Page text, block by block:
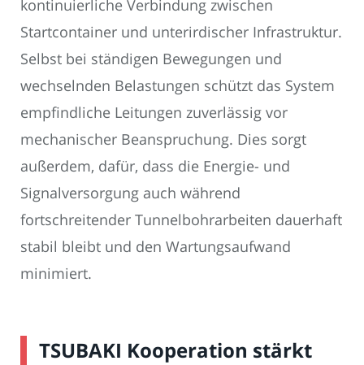
kontinuierliche Verbindung zwischen
Startcontainer und unterirdischer Infrastruktur.
Selbst bei ständigen Bewegungen und
wechselnden Belastungen schützt das System
empfindliche Leitungen zuverlässig vor
mechanischer Beanspruchung. Dies sorgt
außerdem, dafür, dass die Energie- und
Signalversorgung auch während
fortschreitender Tunnelbohrarbeiten dauerhaft
stabil bleibt und den Wartungsaufwand
minimiert.
TSUBAKI Kooperation stärkt